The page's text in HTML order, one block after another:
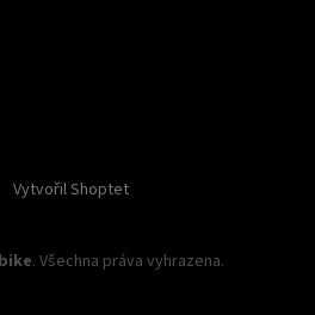
Vytvořil Shoptet
. Všechna práva vyhrazena.